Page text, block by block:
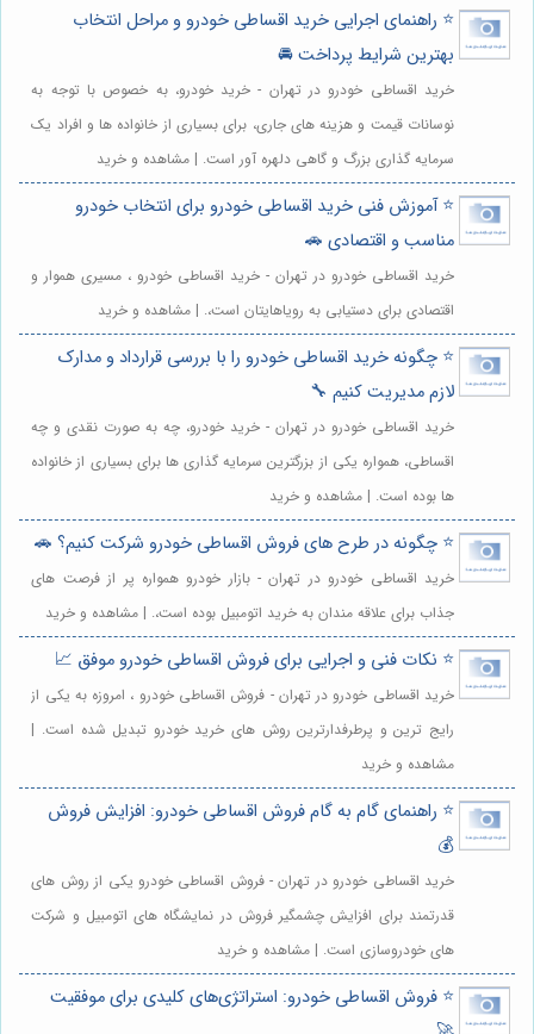
⭐️ راهنمای اجرایی خرید اقساطی خودرو و مراحل انتخاب
بهترین شرایط پرداخت 🚘
خرید اقساطی خودرو در تهران - خرید خودرو، به خصوص با توجه به
نوسانات قیمت و هزینه های جاری، برای بسیاری از خانواده ها و افراد یک
سرمایه گذاری بزرگ و گاهی دلهره آور است. | مشاهده و خرید
⭐️ آموزش فنی خرید اقساطی خودرو برای انتخاب خودرو
مناسب و اقتصادی 🚗
خرید اقساطی خودرو در تهران - خرید اقساطی خودرو ، مسیری هموار و
اقتصادی برای دستیابی به رویاهایتان است،. | مشاهده و خرید
⭐️ چگونه خرید اقساطی خودرو را با بررسی قرارداد و مدارک
لازم مدیریت کنیم 🔧
خرید اقساطی خودرو در تهران - خرید خودرو، چه به صورت نقدی و چه
اقساطی، همواره یکی از بزرگترین سرمایه گذاری ها برای بسیاری از خانواده
ها بوده است. | مشاهده و خرید
⭐️ چگونه در طرح های فروش اقساطی خودرو شرکت کنیم؟ 🚗
خرید اقساطی خودرو در تهران - بازار خودرو همواره پر از فرصت های
جذاب برای علاقه مندان به خرید اتومبیل بوده است،. | مشاهده و خرید
⭐️ نکات فنی و اجرایی برای فروش اقساطی خودرو موفق 📈
خرید اقساطی خودرو در تهران - فروش اقساطی خودرو ، امروزه به یکی از
رایج ترین و پرطرفدارترین روش های خرید خودرو تبدیل شده است. |
مشاهده و خرید
⭐️ راهنمای گام به گام فروش اقساطی خودرو: افزایش فروش
💰
خرید اقساطی خودرو در تهران - فروش اقساطی خودرو یکی از روش های
قدرتمند برای افزایش چشمگیر فروش در نمایشگاه های اتومبیل و شرکت
های خودروسازی است. | مشاهده و خرید
⭐️ فروش اقساطی خودرو: استراتژی‌های کلیدی برای موفقیت